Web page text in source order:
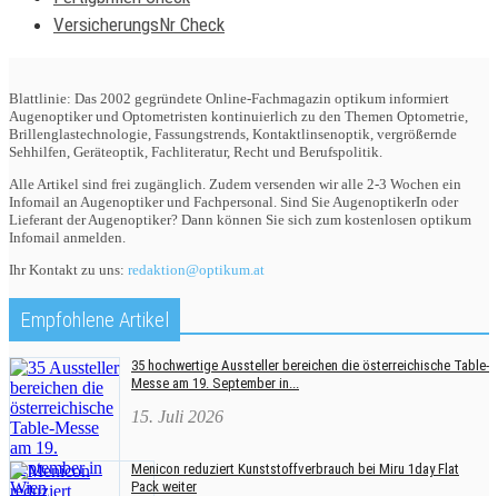
VersicherungsNr Check
Blattlinie: Das 2002 gegründete Online-Fachmagazin optikum informiert
Augenoptiker und Optometristen kontinuierlich zu den Themen Optometrie,
Brillenglastechnologie, Fassungstrends, Kontaktlinsenoptik, vergrößernde
Sehhilfen, Geräteoptik, Fachliteratur, Recht und Berufspolitik.
Alle Artikel sind frei zugänglich. Zudem versenden wir alle 2-3 Wochen ein
Infomail an Augenoptiker und Fachpersonal. Sind Sie AugenoptikerIn oder
Lieferant der Augenoptiker? Dann können Sie sich zum kostenlosen optikum
Infomail anmelden.
Ihr Kontakt zu uns: redaktion@optikum.at
Empfohlene Artikel
35 hochwertige Aussteller bereichen die österreichische Table-
Messe am 19. September in...
15. Juli 2026
Menicon reduziert Kunststoffverbrauch bei Miru 1day Flat
Pack weiter